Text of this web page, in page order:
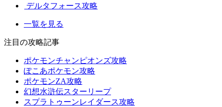
デルタフォース攻略
一覧を見る
注目の攻略記事
ポケモンチャンピオンズ攻略
ぽこあポケモン攻略
ポケモンZA攻略
幻想水滸伝スターリープ
スプラトゥーンレイダース攻略